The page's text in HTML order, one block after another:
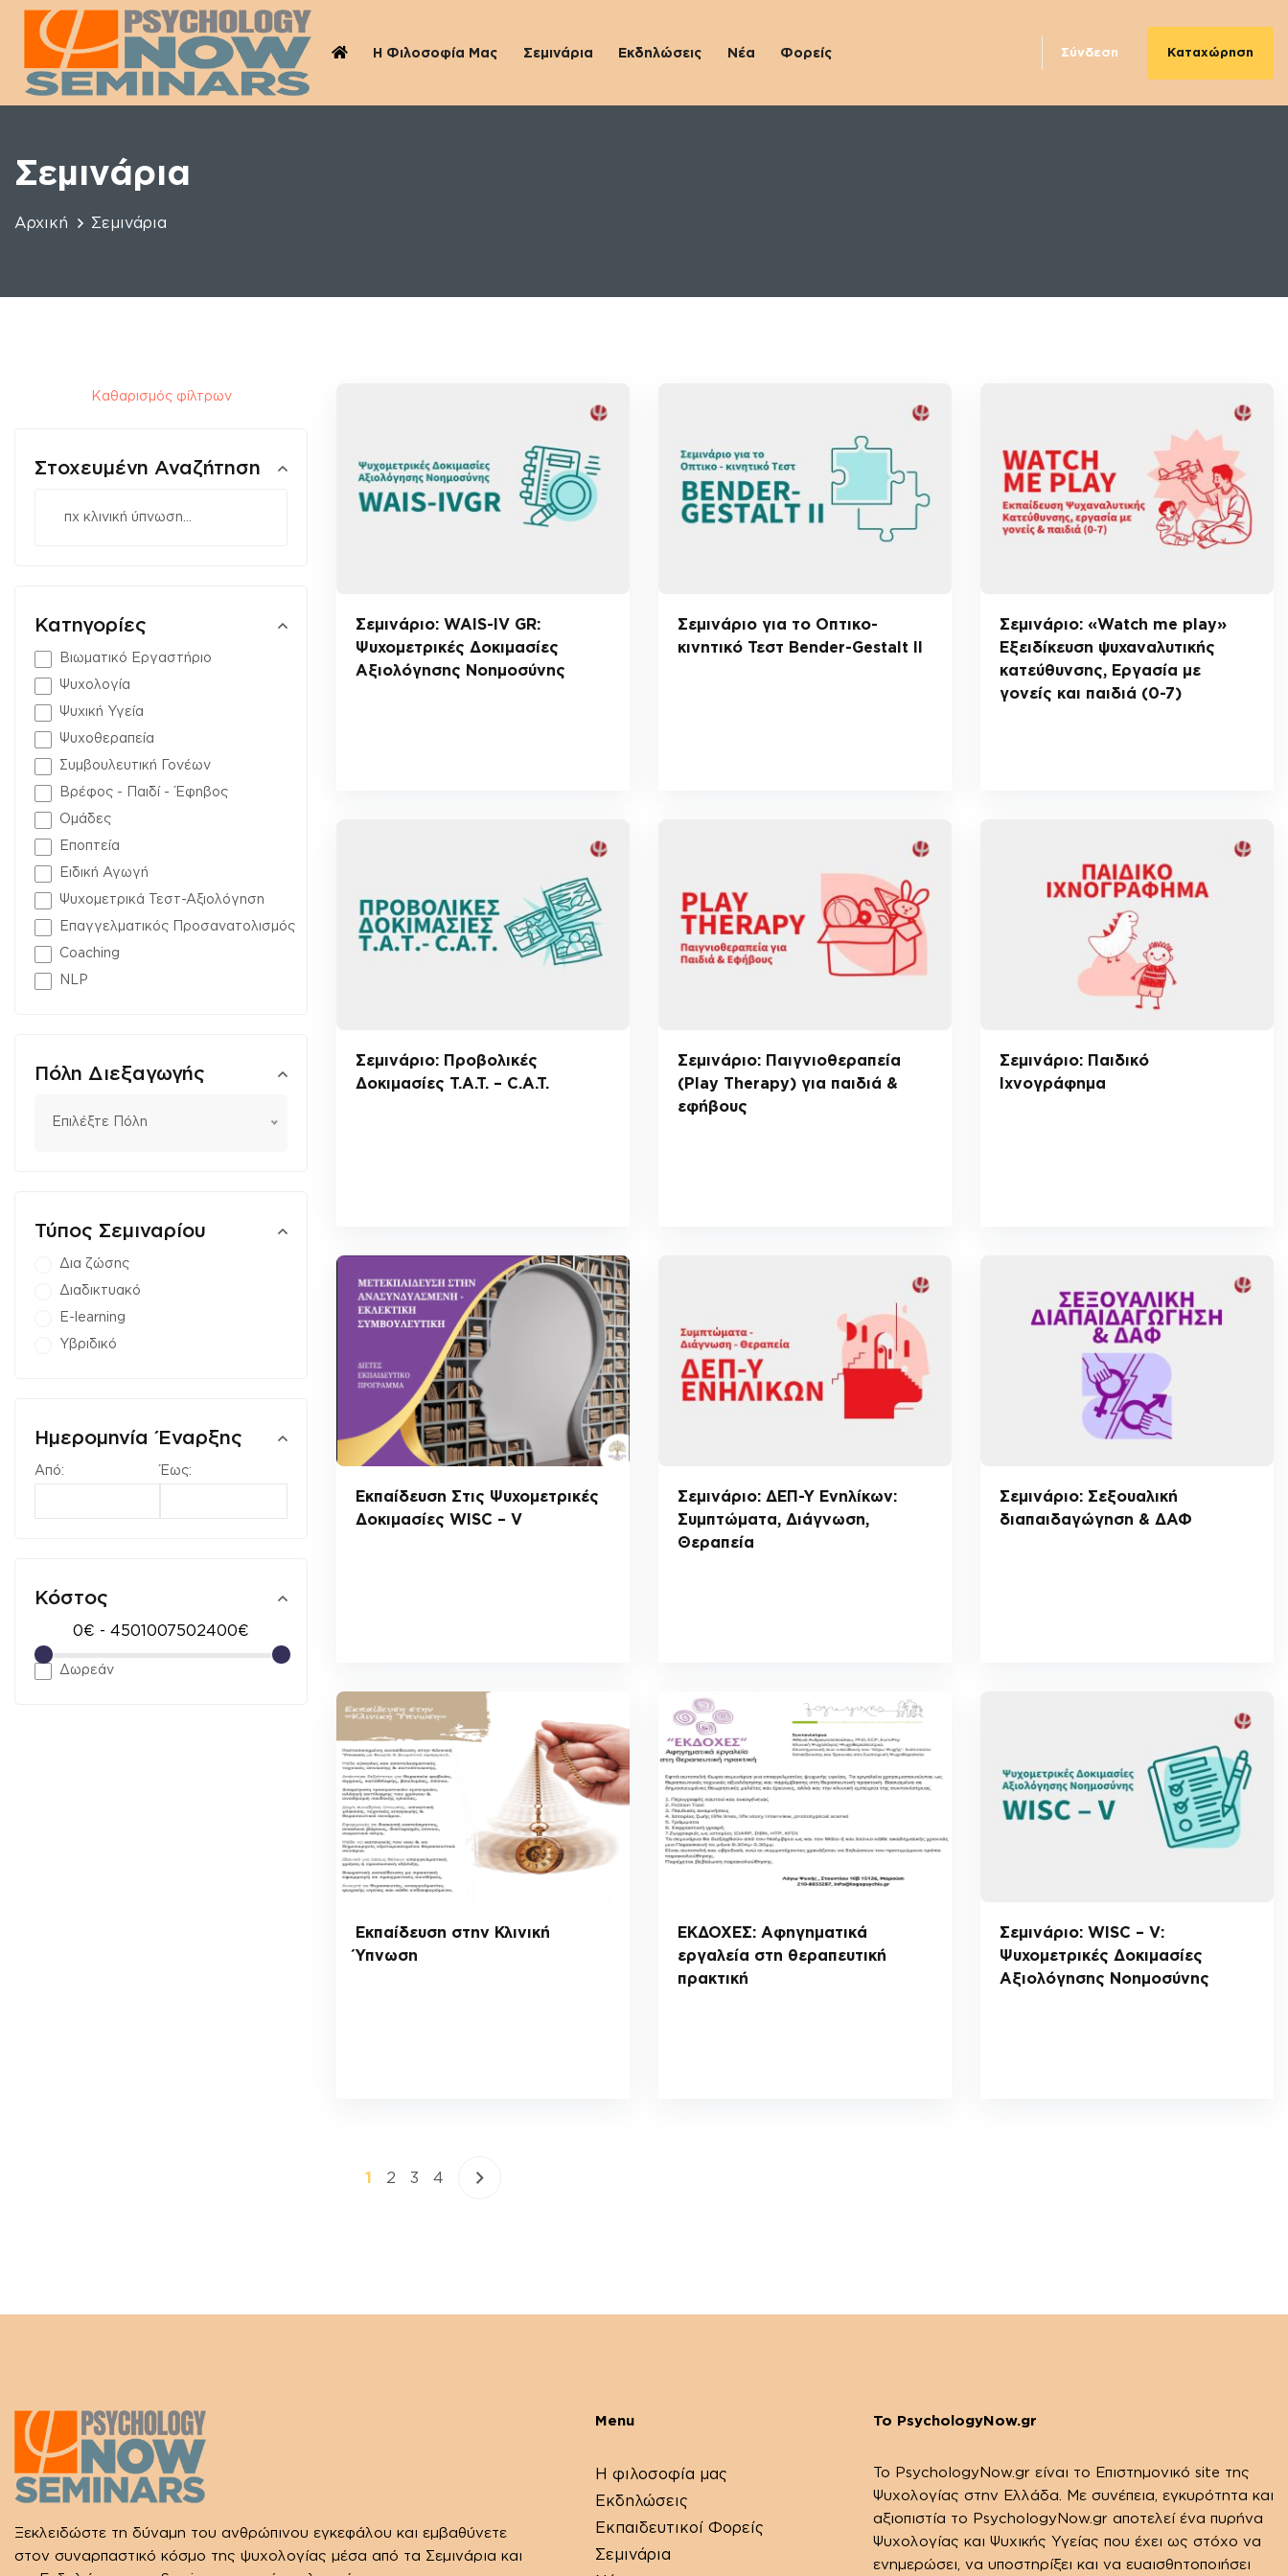
Η Φιλοσοφία Μας Σεμινάρια Εκδηλώσεις Νέα Φορείς Σύνδεση Καταχώρηση
Σεμινάρια
Αρχική Σεμινάρια
Καθαρισμός φίλτρων
Στοχευμένη Αναζήτηση
Κατηγορίες
Βιωματικό Εργαστήριο
Ψυχολογία
Ψυχική Υγεία
Ψυχοθεραπεία
Συμβουλευτική Γονέων
Βρέφος - Παιδί - Έφηβος
Ομάδες
Εποπτεία
Ειδική Αγωγή
Ψυχομετρικά Τεστ-Αξιολόγηση
Επαγγελματικός Προσανατολισμός
Coaching
NLP
Πόλη Διεξαγωγής
Επιλέξτε Πόλη
Τύπος Σεμιναρίου
Δια ζώσης
Διαδικτυακό
E-learning
Υβριδικό
Ημερομηνία Έναρξης
Από: Έως:
Κόστος
Δωρεάν
Σεμινάριο: WAIS-IV GR:
Ψυχομετρικές Δοκιμασίες
Aξιολόγησης Νοημοσύνης
Σεμινάριο για το Οπτικο-
κινητικό Τεστ Bender-Gestalt II
Σεμινάριο: «Watch me play»
Εξειδίκευση ψυχαναλυτικής
κατεύθυνσης, Εργασία με
γονείς και παιδιά (0-7)
Σεμινάριο: Προβολικές
Δοκιμασίες T.A.T. – C.A.T.
Σεμινάριο: Παιγνιοθεραπεία
(Play Therapy) για παιδιά &
εφήβους
Σεμινάριο: Παιδικό
Ιχνογράφημα
Εκπαίδευση Στις Ψυχομετρικές
Δοκιμασίες WISC – V
Σεμινάριο: ΔΕΠ-Υ Ενηλίκων:
Συμπτώματα, Διάγνωση,
Θεραπεία
Σεμινάριο: Σεξουαλική
διαπαιδαγώγηση & ΔΑΦ
Εκπαίδευση στην Κλινική
Ύπνωση
ΕΚΔΟΧΕΣ: Αφηγηματικά
εργαλεία στη θεραπευτική
πρακτική
Σεμινάριο: WISC – V:
Ψυχομετρικές Δοκιμασίες
Αξιολόγησης Νοημοσύνης
1 2 3 4
Ξεκλειδώστε τη δύναμη του ανθρώπινου εγκεφάλου και εμβαθύνετε
στον συναρπαστικό κόσμο της ψυχολογίας μέσα από τα Σεμινάρια και
Menu
Η φιλοσοφία μας
Εκδηλώσεις
Εκπαιδευτικοί Φορείς
Σεμινάρια
Το PsychologyNow.gr
Το PsychologyΝow.gr είναι το Επιστημονικό site της
Ψυχολογίας στην Ελλάδα. Με συνέπεια, εγκυρότητα και
αξιοπιστία το PsychologyΝow.gr αποτελεί ένα πυρήνα
Ψυχολογίας και Ψυχικής Υγείας που έχει ως στόχο να
ενημερώσει, να υποστηρίξει και να ευαισθητοποιήσει